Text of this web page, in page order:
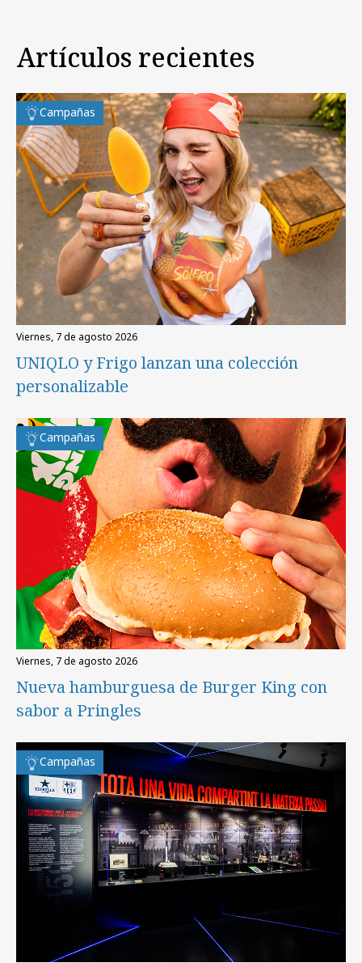
Artículos recientes
Campañas
viernes, 7 de agosto 2026
UNIQLO y Frigo lanzan una colección
personalizable
Campañas
viernes, 7 de agosto 2026
Nueva hamburguesa de Burger King con
sabor a Pringles
Campañas